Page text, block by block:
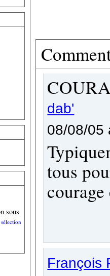
sous
dab'
08/08/05
tous
François